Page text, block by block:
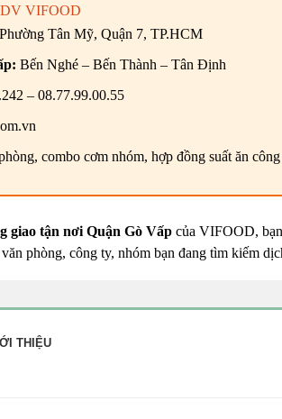
VIFOOD
Tân Mỹ, Quận 7, TP.HCM
Bến Nghé – Bến Thành – Tân Định
– 08.77.99.00.55
combo cơm nhóm, hợp đồng suất ăn
giao tận nơi Quận Gò Vấpcủa VIFOOD, bạn
phòng, công ty, nhóm bạn đang tìm kiếm
THIỆU